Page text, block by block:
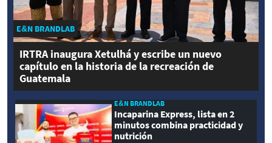
E&N BRANDLAB
IRTRA inaugura Xetulhá y escribe un nuevo
capítulo en la historia de la recreación de
Guatemala
E&N BRANDLAB
Incaparina Express, lista en 2
minutos combina practicidad y
nutrición